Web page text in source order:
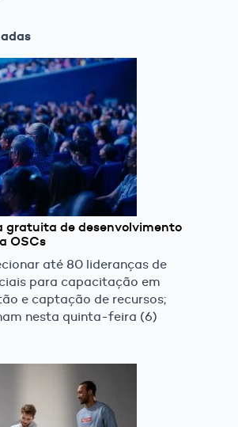
gratuita de desenvolvimento
OSCs
até 80 lideranças de
para capacitação em
e captação de recursos;
nesta quinta-feira (6)